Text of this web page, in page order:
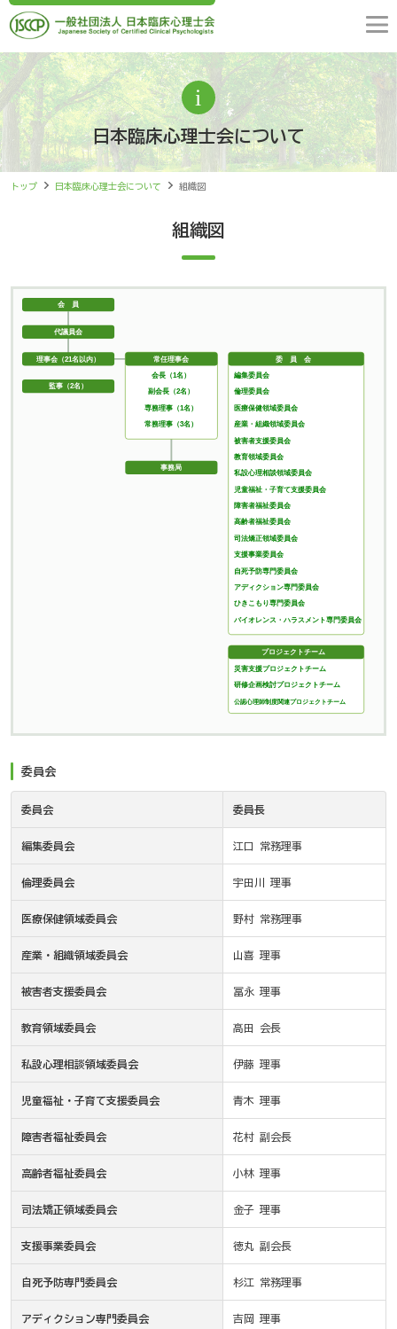
日本臨床心理士会について
トップ 日本臨床心理士会について 組織図
組織図
会 員
代議員会
理事会（21名以内）
監事（2名）
常任理事会
会長（1名）
副会長（2名）
専務理事（1名）
常務理事（3名）
事務局
委 員 会
編集委員会
倫理委員会
医療保健領域委員会
産業・組織領域委員会
被害者支援委員会
教育領域委員会
私設心理相談領域委員会
児童福祉・子育て支援委員会
障害者福祉委員会
高齢者福祉委員会
司法矯正領域委員会
支援事業委員会
自死予防専門委員会
アディクション専門委員会
ひきこもり専門委員会
バイオレンス・ハラスメント専門委員会
プロジェクトチーム
災害支援プロジェクトチーム
研修企画検討プロジェクトチーム
公認心理師制度関連プロジェクトチーム
委員会
委員会 委員長
編集委員会 江口 常務理事
倫理委員会 宇田川 理事
医療保健領域委員会 野村 常務理事
産業・組織領域委員会 山喜 理事
被害者支援委員会 冨永 理事
教育領域委員会 高田 会長
私設心理相談領域委員会 伊藤 理事
児童福祉・子育て支援委員会 青木 理事
障害者福祉委員会 花村 副会長
高齢者福祉委員会 小林 理事
司法矯正領域委員会 金子 理事
支援事業委員会 徳丸 副会長
自死予防専門委員会 杉江 常務理事
アディクション専門委員会 吉岡 理事